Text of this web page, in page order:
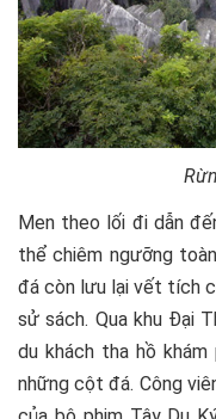
Men theo lối đi dẫn
thể chiêm ngưỡng
đá còn lưu lại vết tích
sử sách. Qua khu Đại
du khách tha hồ khám
những cột đá. Công